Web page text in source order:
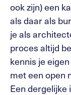
ook zijn) een
als daar als
je als
proces altijd
kennis je
met een open
Een dergelijke